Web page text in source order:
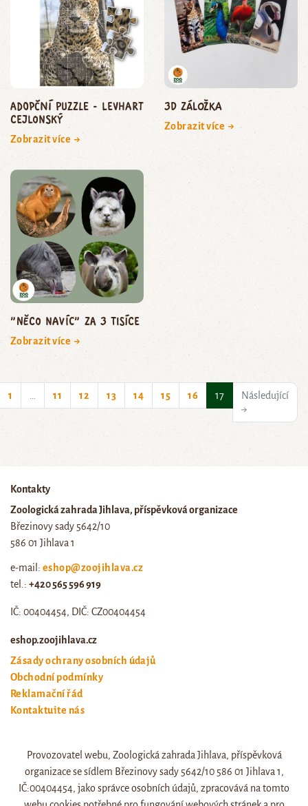
Adopční puzzle - levhart
cejlonský
Zobrazit více →
3D záložka
Zobrazit více →
"Něco navíc" za 3 tisíce
Zobrazit více →
1 11 12 13 14 15 16 17(current)Následující
→
Kontakty
Zoologická zahrada Jihlava, příspěvková organizace
Březinovy sady 5642/10
586 01 Jihlava 1
e-mail: eshop@zoojihlava.cz
tel.: +420 565 596 919
IČ: 00404454, DIČ: CZ00404454
eshop.zoojihlava.cz
Zásady ochrany osobních údajů
Obchodní podmínky
Reklamační řád
Kontaktujte nás
Web zoo jihlava
Otevírací doba a ceník
Provozovatel webu, Zoologická zahrada Jihlava, příspěvková
organizace se sídlem Březinovy sady 5642/10 586 01 Jihlava 1,
IČ:00404454, jako správce osobních údajů, zpracovává na tomto